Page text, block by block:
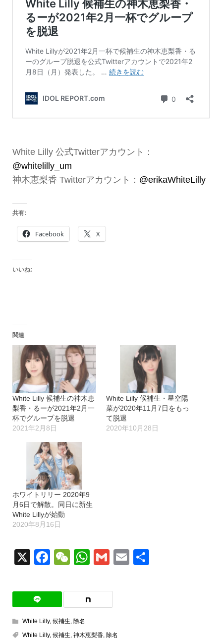
White Lilly 公式Twitterアカウント：
@whitelilly_um
神木恵梨香 Twitterアカウント： @erikaWhiteLilly
共有:
Facebook X
いいね:
関連
White Lilly 候補生の神木恵
梨香・るーが2021年2月一
杯でグループを脱退
2021年2月8日
White Lilly 候補生・星空陽
菜が2020年11月7日をもっ
て脱退
2020年10月28日
ホワイトリリー 2020年9
月6日で解散。同日に新生
White Lillyが始動
2020年8月16日
X Facebook
WeChat
WhatsApp
GmailEmail
White Lilly, 候補生, 除名
White Lilly, 候補生, 神木恵梨香, 除名